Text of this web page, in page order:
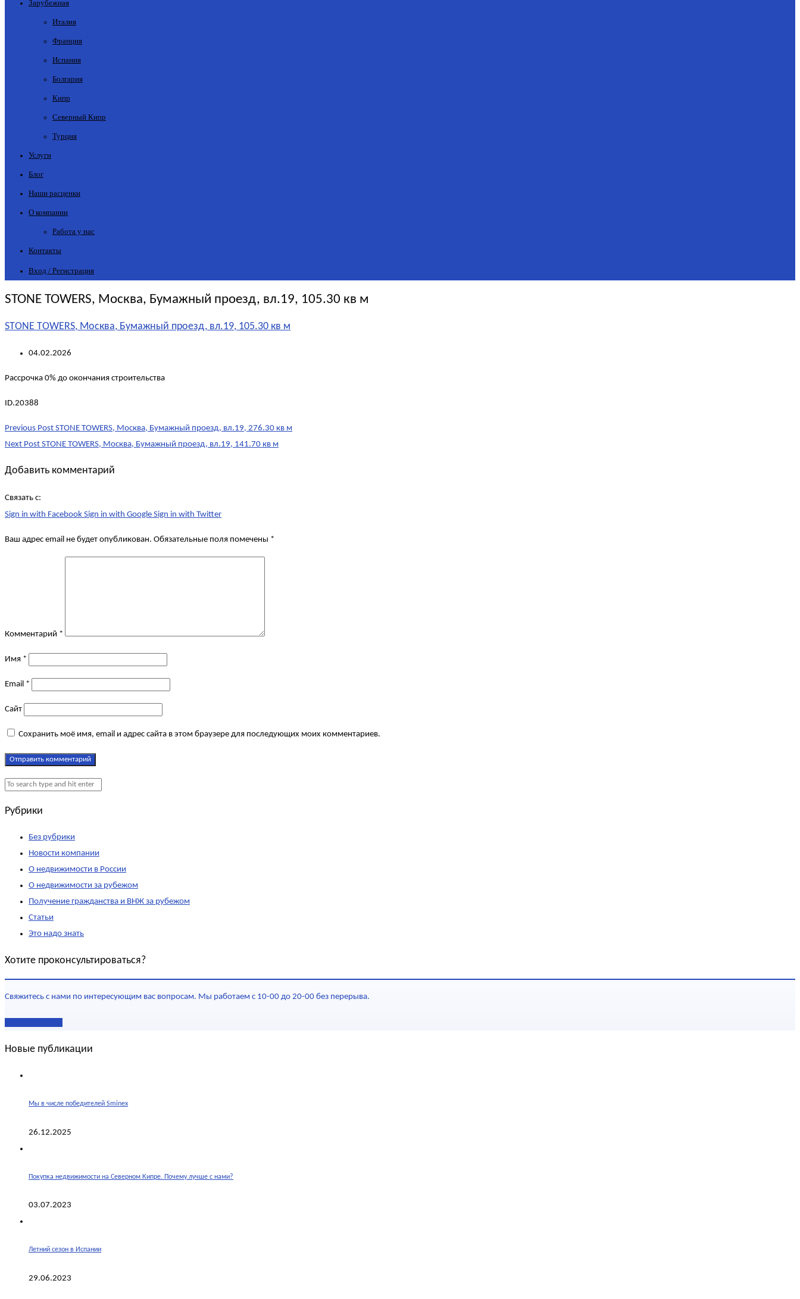
Зарубежная
Италия
Франция
Испания
Болгария
Кипр
Северный Кипр
Турция
Услуги
Блог
Наши расценки
О компании
Работа у нас
Контакты
Вход / Регистрация
STONE TOWERS, Москва, Бумажный проезд, вл.19, 105.30 кв м
STONE TOWERS, Москва, Бумажный проезд, вл.19, 105.30 кв м
04.02.2026
Рассрочка 0% до окончания строительства
ID.20388
Post
navigation
Previous Post STONE TOWERS, Москва, Бумажный проезд, вл.19, 276.30 кв м
Next Post STONE TOWERS, Москва, Бумажный проезд, вл.19, 141.70 кв м
Добавить комментарий
Связать с:
Sign in with Facebook Sign in with Google Sign in with Twitter
Ваш адрес email не будет опубликован. Обязательные поля помечены *
Комментарий *
Имя *
Email *
Сайт
Сохранить моё имя, email и адрес сайта в этом браузере для последующих моих комментариев.
Рубрики
Без рубрики
Новости компании
О недвижимости в России
О недвижимости за рубежом
Получение гражданства и ВНЖ за рубежом
Статьи
Это надо знать
Хотите проконсультироваться?
Свяжитесь с нами по интересующим вас вопросам. Мы работаем с 10-00 до 20-00 без перерыва.
Новые публикации
Мы в числе победителей Sminex
26.12.2025
Покупка недвижимости на Северном Кипре. Почему лучше с нами?
03.07.2023
Летний сезон в Испании
29.06.2023